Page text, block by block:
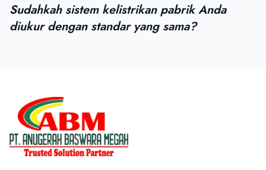
Sudahkah sistem kelistrikan pabrik Anda
diukur dengan standar yang sama?